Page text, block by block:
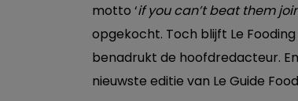
motto ‘if you can’t beat them
opgekocht. Toch blijft Le
benadrukt de hoofdredacteur.
nieuwste editie van Le Guide